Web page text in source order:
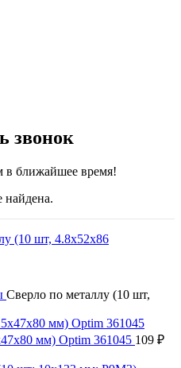
звонок
ближайшее время!
найдена.
Сверло по металлу (10 шт,
мм) Optim 361045 109 ₽